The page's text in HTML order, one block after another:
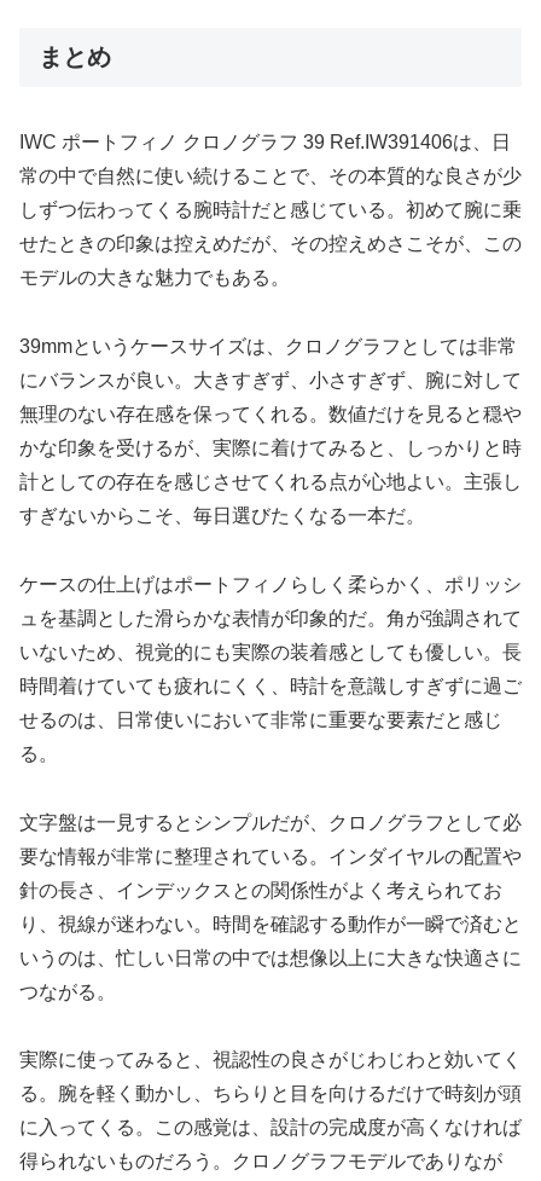
まとめ
IWC ポートフィノ クロノグラフ 39 Ref.IW391406は、日
常の中で自然に使い続けることで、その本質的な良さが少
しずつ伝わってくる腕時計だと感じている。初めて腕に乗
せたときの印象は控えめだが、その控えめさこそが、この
モデルの大きな魅力でもある。
39mmというケースサイズは、クロノグラフとしては非常
にバランスが良い。大きすぎず、小さすぎず、腕に対して
無理のない存在感を保ってくれる。数値だけを見ると穏や
かな印象を受けるが、実際に着けてみると、しっかりと時
計としての存在を感じさせてくれる点が心地よい。主張し
すぎないからこそ、毎日選びたくなる一本だ。
ケースの仕上げはポートフィノらしく柔らかく、ポリッシ
ュを基調とした滑らかな表情が印象的だ。角が強調されて
いないため、視覚的にも実際の装着感としても優しい。長
時間着けていても疲れにくく、時計を意識しすぎずに過ご
せるのは、日常使いにおいて非常に重要な要素だと感じ
る。
文字盤は一見するとシンプルだが、クロノグラフとして必
要な情報が非常に整理されている。インダイヤルの配置や
針の長さ、インデックスとの関係性がよく考えられてお
り、視線が迷わない。時間を確認する動作が一瞬で済むと
いうのは、忙しい日常の中では想像以上に大きな快適さに
つながる。
実際に使ってみると、視認性の良さがじわじわと効いてく
る。腕を軽く動かし、ちらりと目を向けるだけで時刻が頭
に入ってくる。この感覚は、設計の完成度が高くなければ
得られないものだろう。クロノグラフモデルでありなが